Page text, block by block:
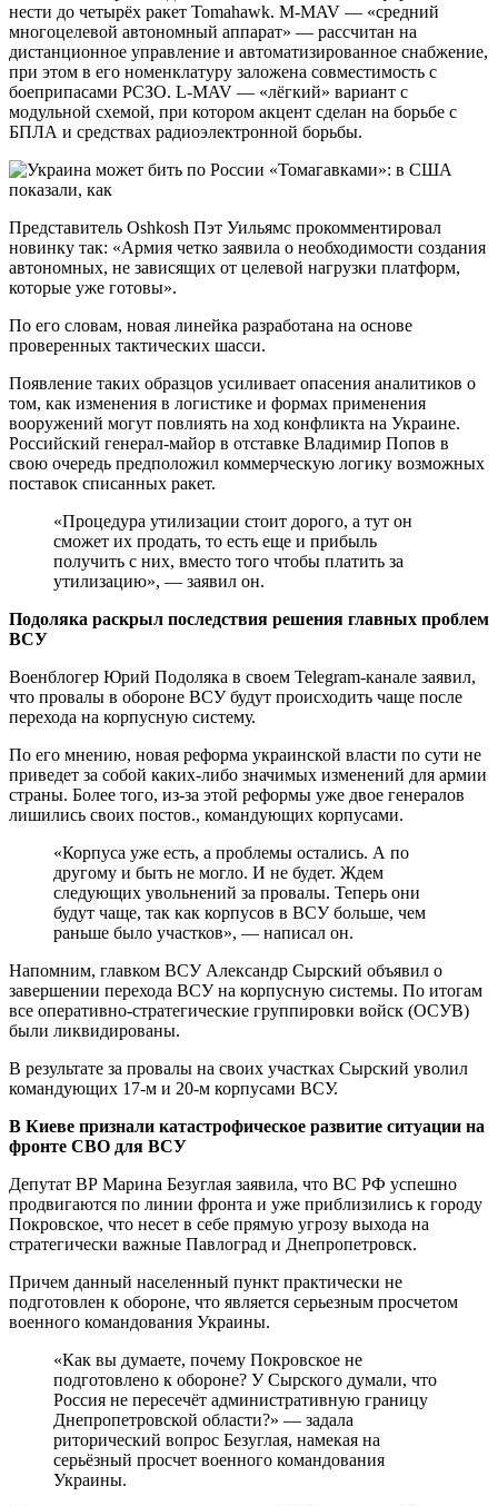
нести до четырёх ракет Tomahawk. M-MAV — «средний
многоцелевой автономный аппарат» — рассчитан на
дистанционное управление и автоматизированное снабжение,
при этом в его номенклатуру заложена совместимость с
боеприпасами РСЗО. L-MAV — «лёгкий» вариант с
модульной схемой, при котором акцент сделан на борьбе с
БПЛА и средствах радиоэлектронной борьбы.
Представитель Oshkosh Пэт Уильямс прокомментировал
новинку так: «Армия четко заявила о необходимости создания
автономных, не зависящих от целевой нагрузки платформ,
которые уже готовы».
По его словам, новая линейка разработана на основе
проверенных тактических шасси.
Появление таких образцов усиливает опасения аналитиков о
том, как изменения в логистике и формах применения
вооружений могут повлиять на ход конфликта на Украине.
Российский генерал-майор в отставке Владимир Попов в
свою очередь предположил коммерческую логику возможных
поставок списанных ракет.
«Процедура утилизации стоит дорого, а тут он
сможет их продать, то есть еще и прибыль
получить с них, вместо того чтобы платить за
утилизацию», — заявил он.
Подоляка раскрыл последствия решения главных проблем
ВСУ
Военблогер Юрий Подоляка в своем Telegram-канале заявил,
что провалы в обороне ВСУ будут происходить чаще после
перехода на корпусную систему.
По его мнению, новая реформа украинской власти по сути не
приведет за собой каких-либо значимых изменений для армии
страны. Более того, из-за этой реформы уже двое генералов
лишились своих постов., командующих корпусами.
«Корпуса уже есть, а проблемы остались. А по
другому и быть не могло. И не будет. Ждем
следующих увольнений за провалы. Теперь они
будут чаще, так как корпусов в ВСУ больше, чем
раньше было участков», — написал он.
Напомним, главком ВСУ Александр Сырский объявил о
завершении перехода ВСУ на корпусную системы. По итогам
все оперативно-стратегические группировки войск (ОСУВ)
были ликвидированы.
В результате за провалы на своих участках Сырский уволил
командующих 17-м и 20-м корпусами ВСУ.
В Киеве признали катастрофическое развитие ситуации на
фронте СВО для ВСУ
Депутат ВР Марина Безуглая заявила, что ВС РФ успешно
продвигаются по линии фронта и уже приблизились к городу
Покровское, что несет в себе прямую угрозу выхода на
стратегически важные Павлоград и Днепропетровск.
Причем данный населенный пункт практически не
подготовлен к обороне, что является серьезным просчетом
военного командования Украины.
«Как вы думаете, почему Покровское не
подготовлено к обороне? У Сырского думали, что
Россия не пересечёт административную границу
Днепропетровской области?» — задала
риторический вопрос Безуглая, намекая на
серьёзный просчет военного командования
Украины.